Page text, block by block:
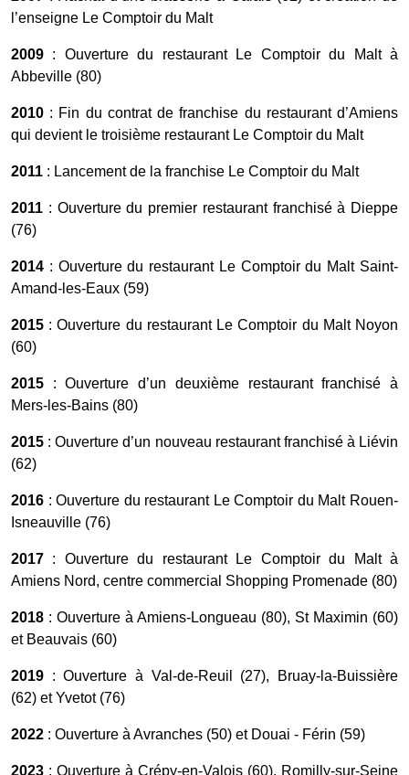
l’enseigne Le Comptoir du Malt
2009 : Ouverture du restaurant Le Comptoir du Malt à
Abbeville (80)
2010 : Fin du contrat de franchise du restaurant d’Amiens
qui devient le troisième restaurant Le Comptoir du Malt
2011 : Lancement de la franchise Le Comptoir du Malt
2011 : Ouverture du premier restaurant franchisé à Dieppe
(76)
2014 : Ouverture du restaurant Le Comptoir du Malt Saint-
Amand-les-Eaux (59)
2015 : Ouverture du restaurant Le Comptoir du Malt Noyon
(60)
2015 : Ouverture d’un deuxième restaurant franchisé à
Mers-les-Bains (80)
2015 : Ouverture d’un nouveau restaurant franchisé à Liévin
(62)
2016 : Ouverture du restaurant Le Comptoir du Malt Rouen-
Isneauville (76)
2017 : Ouverture du restaurant Le Comptoir du Malt à
Amiens Nord, centre commercial Shopping Promenade (80)
2018 : Ouverture à Amiens-Longueau (80), St Maximin (60)
et Beauvais (60)
2019 : Ouverture à Val-de-Reuil (27), Bruay-la-Buissière
(62) et Yvetot (76)
2022 : Ouverture à Avranches (50) et Douai - Férin (59)
2023 : Ouverture à Crépy-en-Valois (60), Romilly-sur-Seine